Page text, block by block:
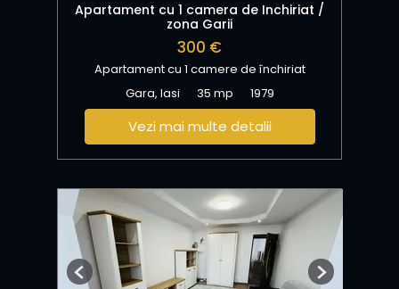
Apartament cu 1 camera de Inchiriat /
zona Garii
300 €
Apartament cu 1 camere de închiriat
Gara, Iasi
35 mp 1979
Vezi mai multe detalii
Previous Next